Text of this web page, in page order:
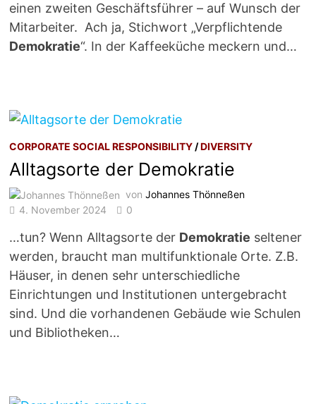
einen zweiten Geschäftsführer – auf Wunsch der
Mitarbeiter. Ach ja, Stichwort „Verpflichtende
Demokratie“. In der Kaffeeküche meckern und…
CORPORATE SOCIAL RESPONSIBILITY /DIVERSITY
Alltagsorte der Demokratie
vonJohannes Thönneßen
4. November 2024
0
…tun? Wenn Alltagsorte der Demokratie seltener
werden, braucht man multifunktionale Orte. Z.B.
Häuser, in denen sehr unterschiedliche
Einrichtungen und Institutionen untergebracht
sind. Und die vorhandenen Gebäude wie Schulen
und Bibliotheken…